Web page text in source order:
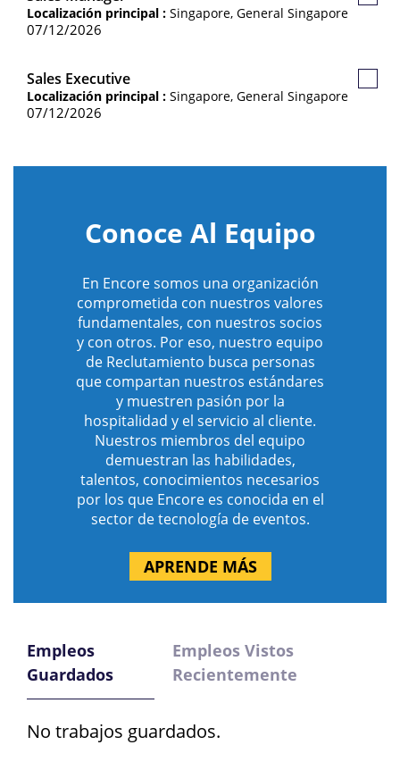
Localización principal : Singapore, General Singapore
07/12/2026
Sales Executive
Localización principal : Singapore, General Singapore
07/12/2026
Conoce Al Equipo
En Encore somos una organización
comprometida con nuestros valores
fundamentales, con nuestros socios
y con otros. Por eso, nuestro equipo
de Reclutamiento busca personas
que compartan nuestros estándares
y muestren pasión por la
hospitalidad y el servicio al cliente.
Nuestros miembros del equipo
demuestran las habilidades,
talentos, conocimientos necesarios
por los que Encore es conocida en el
sector de tecnología de eventos.
APRENDE MÁS
Empleos
Guardados
Empleos Vistos
Recientemente
No trabajos guardados.